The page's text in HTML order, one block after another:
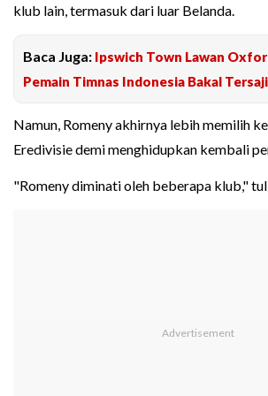
klub lain, termasuk dari luar Belanda.
Baca Juga: Ipswich Town Lawan
Pemain Timnas Indonesia Bakal
Namun, Romeny akhirnya lebih memilih
Eredivisie demi menghidupkan kembali
"Romeny diminati oleh beberapa klub,"